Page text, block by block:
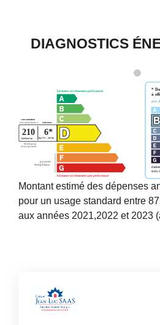
DIAGNOSTICS
Montant estimé des dépenses
pour un usage standard entre
aux années 2021,2022 et 2023